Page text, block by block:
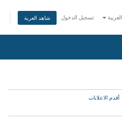
العربية تسجيل الدخول شاهد العربة
أقدم الاعلانات